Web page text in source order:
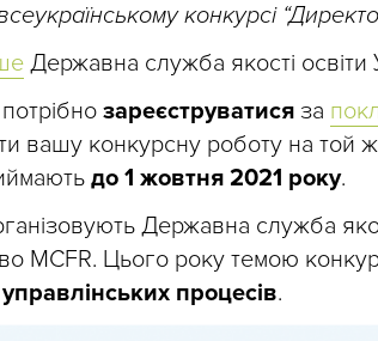
конкурсі
Державна служба якості освіти
зареєструватися за
вашу конкурсну роботу на той
до 1 жовтня 2021 року.
Державна служба
MCFR. Цього року темою
управлінських процесів.